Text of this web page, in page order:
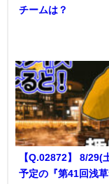
チームは？
【Q.02872】 8/29(
予定の『第41回浅